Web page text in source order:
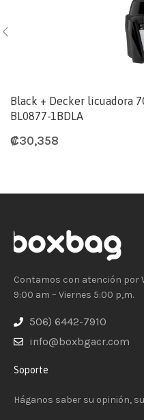
Black + Decker licuadora
BL0877-1BDLA
₡30,358
Contamos con atención por
9:00 am – Viernes 5:00 p,m.
506) 6442-7910
info@boxbgacr.com
Soporte
Háganos saber su opinión,